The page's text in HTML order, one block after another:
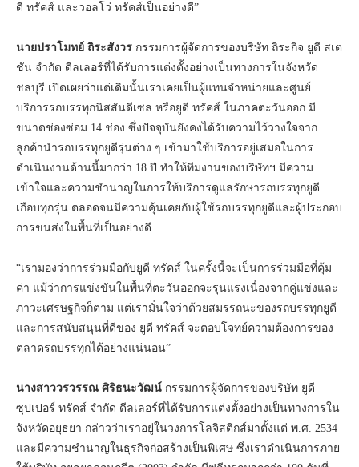
ดี ทรัคส์ และวอลโว่ ทรัคส์เป็นอย่างดี”
นายปราโมทย์ ถิระสังวร กรรมการผู้จัดการของบริษัท ถิระกิจ ยูดี สเต
ชัน จำกัด ดีลเลอร์ที่ได้รับการแต่งตั้งอย่างเป็นทางการในจังหวัด
ชลบุรี เปิดเผยว่าแต่เดิมนั้นเราเคยเป็นผู้แทนจำหน่ายและศูนย์
บริการรถบรรทุกนิสสันดีเซล หรือยูดี ทรัคส์ ในภาคตะวันออก มี
ขนาดช่องซ่อม 14 ช่อง ซึ่งปัจจุบันยังคงได้รับความไว้วางใจจาก
ลูกค้านำรถบรรทุกยูดีรุ่นต่าง ๆ เข้ามาใช้บริการอยู่เสมอในการ
ดำเนินงานด้านนี้มากว่า 18 ปี ทำให้ทีมงานของบริษัทฯ มีความ
เข้าใจและความชำนาญในการให้บริการดูแลรักษารถบรรทุกยูดี
เกือบทุกรุ่น ตลอดจนมีความคุ้นเคยกับผู้ใช้รถบรรทุกยูดีและผู้ประกอบ
การขนส่งในพื้นที่เป็นอย่างดี
“เรามองว่าการร่วมมือกับยูดี ทรัคส์ ในครั้งนี้จะเป็นการร่วมมือที่คุ้ม
ค่า แม้ว่าการแข่งขันในพื้นที่ตะวันออกจะรุนแรงเนื่องจากคู่แข่งและ
ภาวะเศรษฐกิจก็ตาม แต่เรามั่นใจว่าด้วยสมรรถนะของรถบรรทุกยูดี
และการสนับสนุนที่ดีของ ยูดี ทรัคส์ จะตอบโจทย์ความต้องการของ
ตลาดรถบรรทุกได้อย่างแน่นอน”
นางสาววรวรรณ ศิริธนะวัฒน์ กรรมการผู้จัดการของบริษัท ยูดี
ซุปเปอร์ ทรัคส์ จำกัด ดีลเลอร์ที่ได้รับการแต่งตั้งอย่างเป็นทางการใน
จังหวัดอยุธยา กล่าวว่าเราอยู่ในวงการโลจิสติกส์มาตั้งแต่ พ.ศ. 2534
และมีความชำนาญในธุรกิจก่อสร้างเป็นพิเศษ ซึ่งเราดำเนินการภาย